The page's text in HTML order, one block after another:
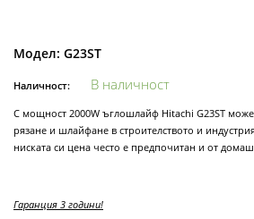
Модел: G23ST
Наличност: В наличност
С мощност 2000W ъглошлайф Hitachi G23ST
рязане и шлайфане в строителството и
ниската си цена често е предпочитан и от
Гаранция 3 години!